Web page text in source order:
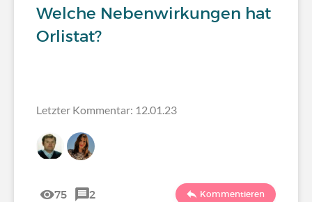
Welche Nebenwirkungen hat
Orlistat?
Letzter Kommentar: 12.01.23
75 2 Kommentieren